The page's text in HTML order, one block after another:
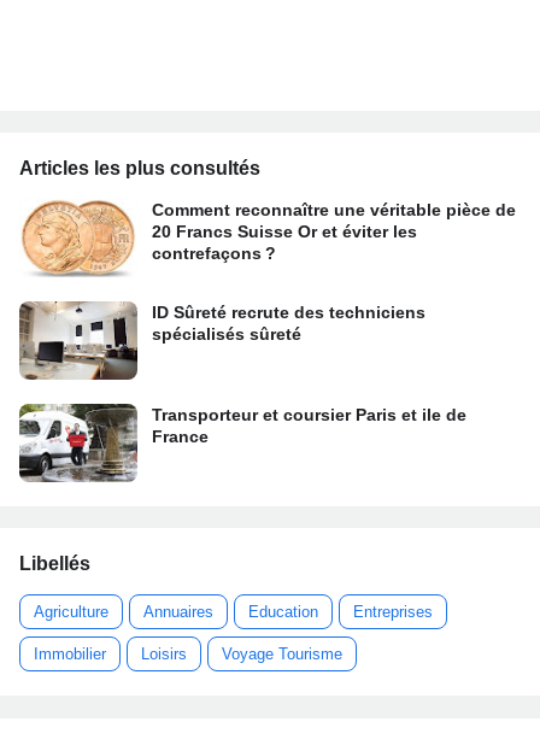
Articles les plus consultés
Comment reconnaître une véritable pièce de
20 Francs Suisse Or et éviter les
contrefaçons ?
ID Sûreté recrute des techniciens
spécialisés sûreté
Transporteur et coursier Paris et ile de
France
Libellés
Agriculture Annuaires Education Entreprises
Immobilier Loisirs Voyage Tourisme